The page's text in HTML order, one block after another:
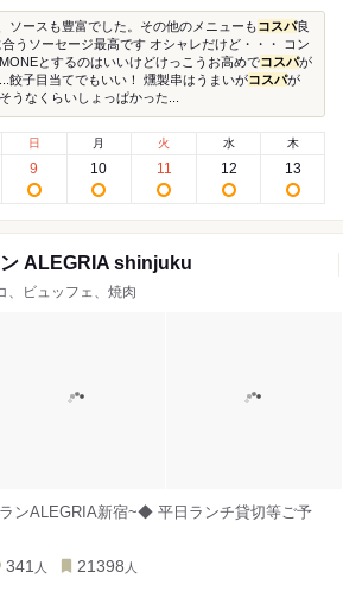
ソースも豊富でした。その他のメニューもコスパ良
うソーセージ最高です オシャレだけど・・・ コン
とするのはいいけどけっこうお高めでコスパが
餃子目当てでもいい！ 燻製串はうまいがコスパが
うなくらいしょっぱかった...
日
9
月
10
火
11
水
12
木
13
ALEGRIA shinjuku
、ビュッフェ、焼肉
ンALEGRIA新宿~◆ 平日ランチ貸切等ご予
341 人 21398 人